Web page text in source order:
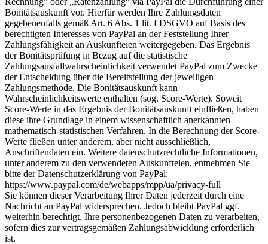
Bonitätsauskunft vor. Hierfür werden Ihre Zahlungsdaten
gegebenenfalls gemäß Art. 6 Abs. 1 lit. f DSGVO auf Basis des
berechtigten Interesses von PayPal an der Feststellung Ihrer
Zahlungsfähigkeit an Auskunfteien weitergegeben. Das Ergebnis
der Bonitätsprüfung in Bezug auf die statistische
Zahlungsausfallwahrscheinlichkeit verwendet PayPal zum Zwecke
der Entscheidung über die Bereitstellung der jeweiligen
Zahlungsmethode. Die Bonitätsauskunft kann
Wahrscheinlichkeitswerte enthalten (sog. Score-Werte). Soweit
Score-Werte in das Ergebnis der Bonitätsauskunft einfließen, haben
diese ihre Grundlage in einem wissenschaftlich anerkannten
mathematisch-statistischen Verfahren. In die Berechnung der Score-
Werte fließen unter anderem, aber nicht ausschließlich,
Anschriftendaten ein. Weitere datenschutzrechtliche Informationen,
unter anderem zu den verwendeten Auskunfteien, entnehmen Sie
bitte der Datenschutzerklärung von PayPal:
https://www.paypal.com/de/webapps/mpp/ua/privacy-full
Sie können dieser Verarbeitung Ihrer Daten jederzeit durch eine
Nachricht an PayPal widersprechen. Jedoch bleibt PayPal ggf.
weiterhin berechtigt, Ihre personenbezogenen Daten zu verarbeiten,
sofern dies zur vertragsgemäßen Zahlungsabwicklung erforderlich
ist.